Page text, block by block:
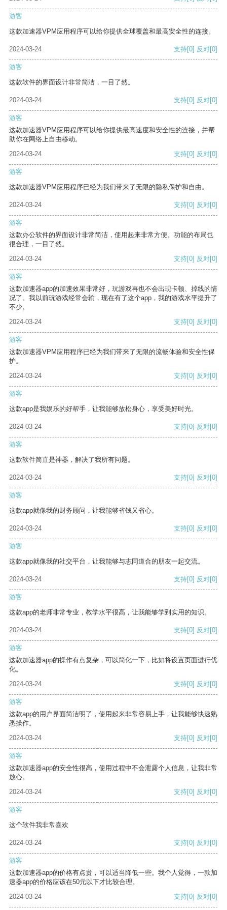
游客
这款加速器VPM应用程序可以给你提供全球覆盖和最高安全性的连接。
2024-03-24 支持[0] 反对[0]
游客
这款软件的界面设计非常简洁，一目了然。
2024-03-24 支持[0] 反对[0]
游客
这款加速器VPM应用程序可以给你提供最高速度和安全性的连接，并帮
助你在网络上自由移动。
2024-03-24
支持[0] 反对[0]
游客
这款加速器VPM应用程序已经为我们带来了无限的隐私保护和自由。
2024-03-24 支持[0] 反对[0]
游客
这款办公软件的界面设计非常简洁，使用起来非常方便。功能的布局也
很合理，一目了然。
2024-03-24
支持[0] 反对[0]
游客
这款加速器app的加速效果非常好，玩游戏再也不会出现卡顿、掉线的情
况了。我以前玩游戏经常会输，现在有了这个app，我的游戏水平提升了
不少。
2024-03-24
支持[0] 反对[0]
游客
这款加速器VPM应用程序已经为我们带来了无限的流畅体验和安全性保
护。
2024-03-24
支持[0] 反对[0]
游客
这款app是我娱乐的好帮手，让我能够放松身心，享受美好时光。
2024-03-24 支持[0] 反对[0]
游客
这款软件简直是神器，解决了我所有问题。
2024-03-24 支持[0] 反对[0]
游客
这款app就像我的财务顾问，让我能够省钱又省心。
2024-03-24 支持[0] 反对[0]
游客
这款app就像我的社交平台，让我能够与志同道合的朋友一起交流。
2024-03-24 支持[0] 反对[0]
游客
这款app的老师非常专业，教学水平很高，让我能够学到实用的知识。
2024-03-24 支持[0] 反对[0]
游客
这款加速器app的操作有点复杂，可以简化一下，比如将设置页面进行优
化。
2024-03-24
支持[0] 反对[0]
游客
这款app的用户界面简洁明了，使用起来非常容易上手，让我能够快速熟
悉操作。
2024-03-24
支持[0] 反对[0]
游客
这款加速器app的安全性很高，使用过程中不会泄露个人信息，让我非常
放心。
2024-03-24
支持[0] 反对[0]
游客
这个软件我非常喜欢
2024-03-24 支持[0] 反对[0]
游客
这款加速器app的价格有点贵，可以适当降低一些。我个人觉得，一款加
速器app的价格应该在50元以下才比较合理。
2024-03-24
支持[0] 反对[0]